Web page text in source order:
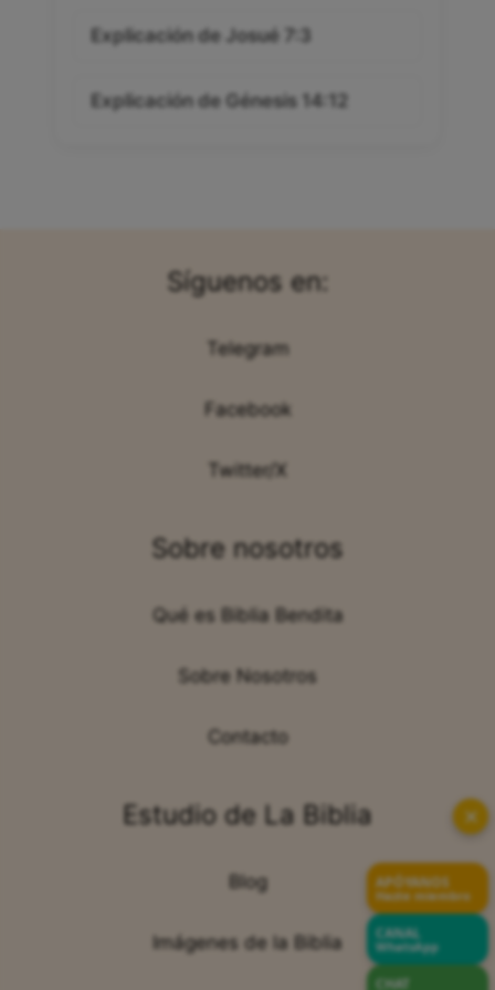
Explicación de Josué 7:3
Explicación de Génesis 14:12
Síguenos en:
Telegram
Facebook
Twitter/X
Sobre nosotros
Qué es Biblia Bendita
Sobre Nosotros
Contacto
Estudio de La Biblia
Blog
Imágenes de la Biblia
✕
APÓYANOS
Hazte miembro
CANAL
WhatsApp
CHAT